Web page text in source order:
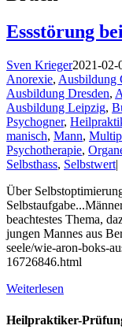
Essstörung
Sven Krieger2021-02-
Anorexie, Ausbildung
Ausbildung Dresden,
Ausbildung Leipzig,
Psychogner,
manisch, Mann,
Psychotherapie,
Selbsthass, Selbstwert|
Über
beachtestes Thema,
jungen Mannes aus
seele/wie-aron-boks-
16726846.html
Weiterlesen
Heilpraktiker-